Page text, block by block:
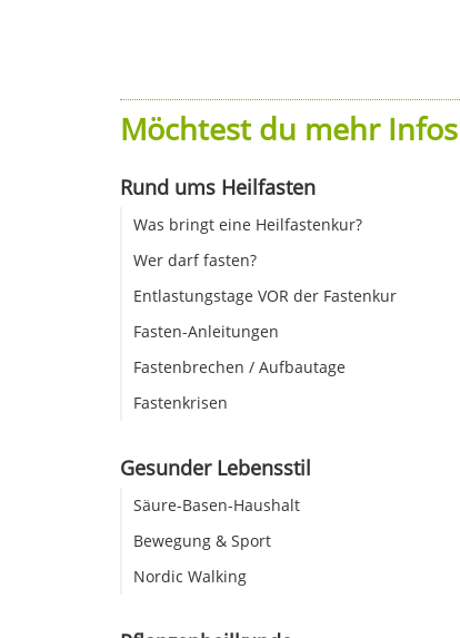
Möchtest du mehr
Rund ums Heilfasten
Was bringt eine Heilfastenkur?
Wer darf fasten?
Entlastungstage VOR der Fastenkur
Fasten-Anleitungen
Fastenbrechen / Aufbautage
Fastenkrisen
Gesunder Lebensstil
Säure-Basen-Haushalt
Bewegung & Sport
Nordic Walking